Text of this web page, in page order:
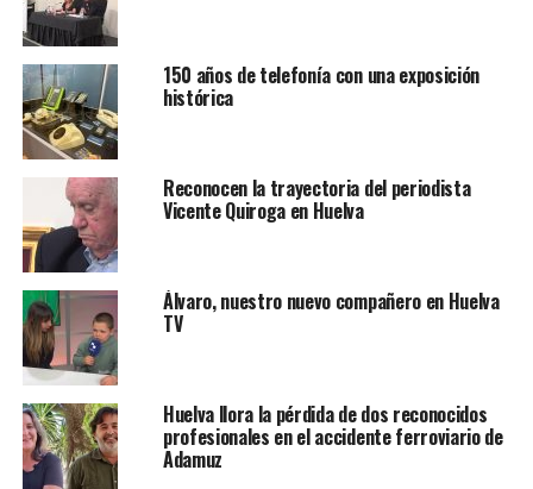
150 años de telefonía con una exposición
histórica
Reconocen la trayectoria del periodista
Vicente Quiroga en Huelva
Álvaro, nuestro nuevo compañero en Huelva
TV
Huelva llora la pérdida de dos reconocidos
profesionales en el accidente ferroviario de
Adamuz